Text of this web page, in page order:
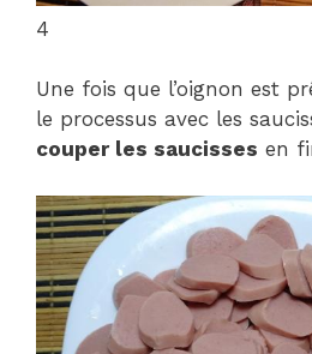
4
Une fois que l’oignon est
le processus avec les
couper les saucisses en